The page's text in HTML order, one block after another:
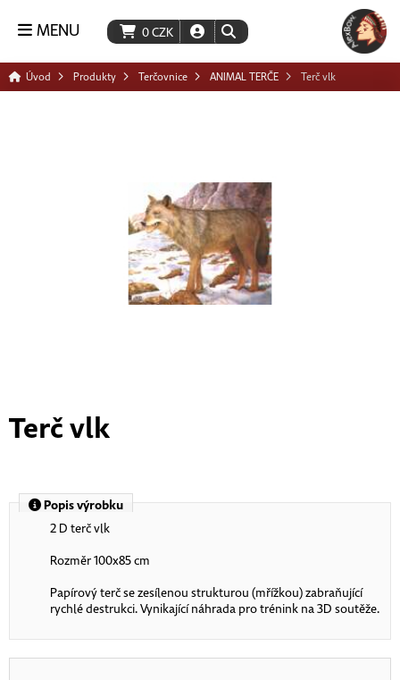
0CZK
MENU
Úvod Produkty Terčovnice ANIMAL TERČE Terč vlk
Terč vlk
Popis výrobku
2 D terč vlk
Rozměr 100x85 cm
Papírový terč se zesílenou strukturou (mřížkou) zabraňující
rychlé destrukci. Vynikající náhrada pro trénink na 3D soutěže.